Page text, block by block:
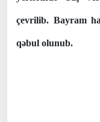
çevrilib. Bayram
qəbul olunub.